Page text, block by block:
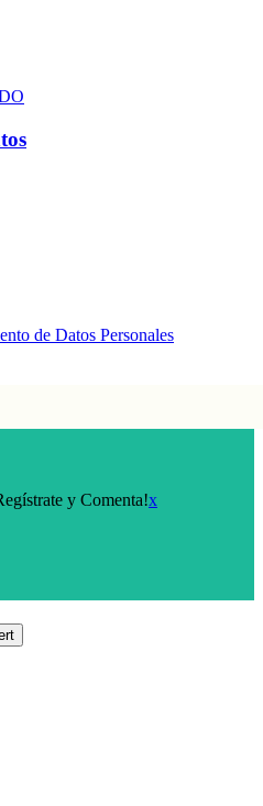
de Datos Personales
y Comenta!x